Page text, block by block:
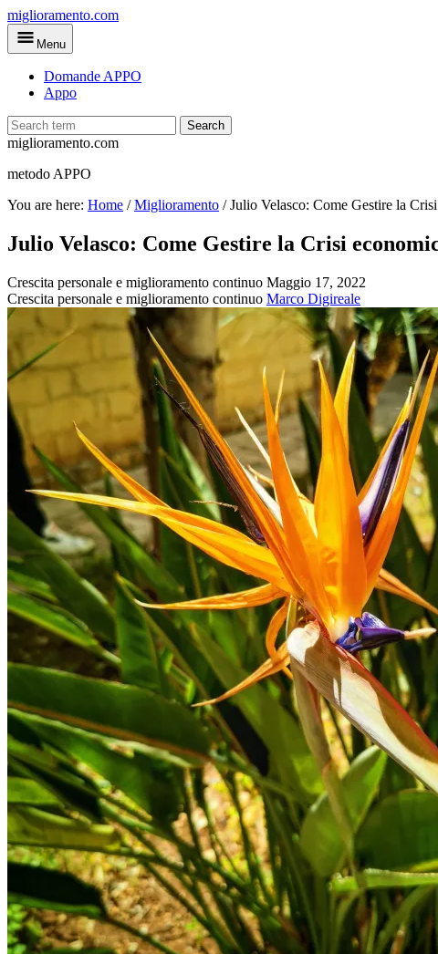
Skip
to
main
miglioramento.com
Menu
Domande APPO
Appo
Search
miglioramento.com
metodo APPO
You are here: Home /Miglioramento /Julio Velasco: Come Gestire la
Julio Velasco: Come Gestire la Crisi
Crescita personale e miglioramento continuo Maggio 17, 2022
Crescita personale e miglioramento continuo Marco Digireale